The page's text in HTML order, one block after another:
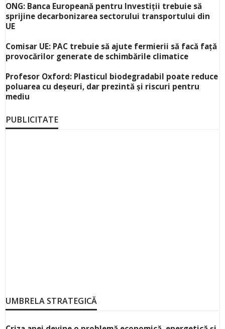
ONG: Banca Europeană pentru Investiții trebuie să
sprijine decarbonizarea sectorului transportului din
UE
Comisar UE: PAC trebuie să ajute fermierii să facă față
provocărilor generate de schimbările climatice
Profesor Oxford: Plasticul biodegradabil poate reduce
poluarea cu deșeuri, dar prezintă și riscuri pentru
mediu
PUBLICITATE
UMBRELA STRATEGICĂ